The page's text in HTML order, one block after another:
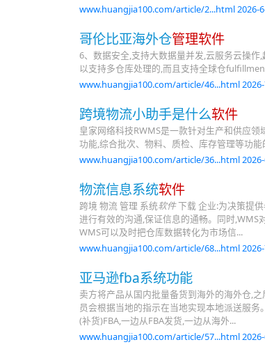
www.huangjia100.com/article/2...html 2026-
哥伦比亚海外仓管理软件
6、数据安全,支持大数据量并发,云服务云操
以支持多仓库处理的,而且支持全球仓
www.huangjia100.com/article/46...html
跨境物流小助手是什么软件
皇家网络科技RWMS是一款针对生产和供应领
功能,综合批次、物料、质检、库存管理等功
www.huangjia100.com/article/36...html
物流信息系统软件
跨境 物流 管理 系统软件下载 企业:为决策提
进行有效的沟通,保证信息的通畅。同时
WMS可以及时把仓库数据转化为市场信...
www.huangjia100.com/article/68...html
亚马逊fba系统功能
卖方将产品从国内批量备货到海外的海外仓,
员会根据当地的指示在当地实现本地派送服
(补货)FBA,一边从FBA发货,一边从海外...
www.huangjia100.com/article/57...html